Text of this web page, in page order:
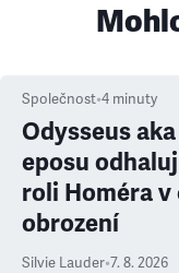
Společnost•4 minuty
Odysseus
eposu
roli Homéra v
obrození
Silvie Lauder•7. 8. 2026